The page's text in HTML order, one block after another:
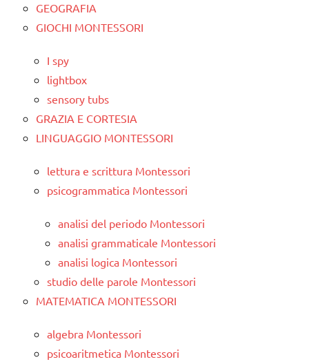
GEOGRAFIA
GIOCHI MONTESSORI
I spy
lightbox
sensory tubs
GRAZIA E CORTESIA
LINGUAGGIO MONTESSORI
lettura e scrittura Montessori
psicogrammatica Montessori
analisi del periodo Montessori
analisi grammaticale Montessori
analisi logica Montessori
studio delle parole Montessori
MATEMATICA MONTESSORI
algebra Montessori
psicoaritmetica Montessori